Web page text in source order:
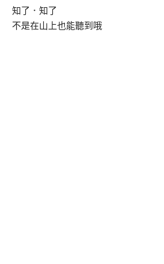
知了．知了
不是在山上也能聽到哦